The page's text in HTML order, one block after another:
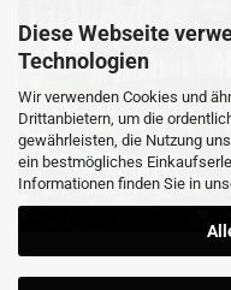
Diese Webseite
Technologien
Wir verwenden Cookies und
Drittanbietern, um die
gewährleisten, die Nutzung
ein bestmögliches
Informationen finden Sie in